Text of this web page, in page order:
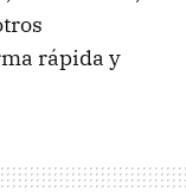
rápida y